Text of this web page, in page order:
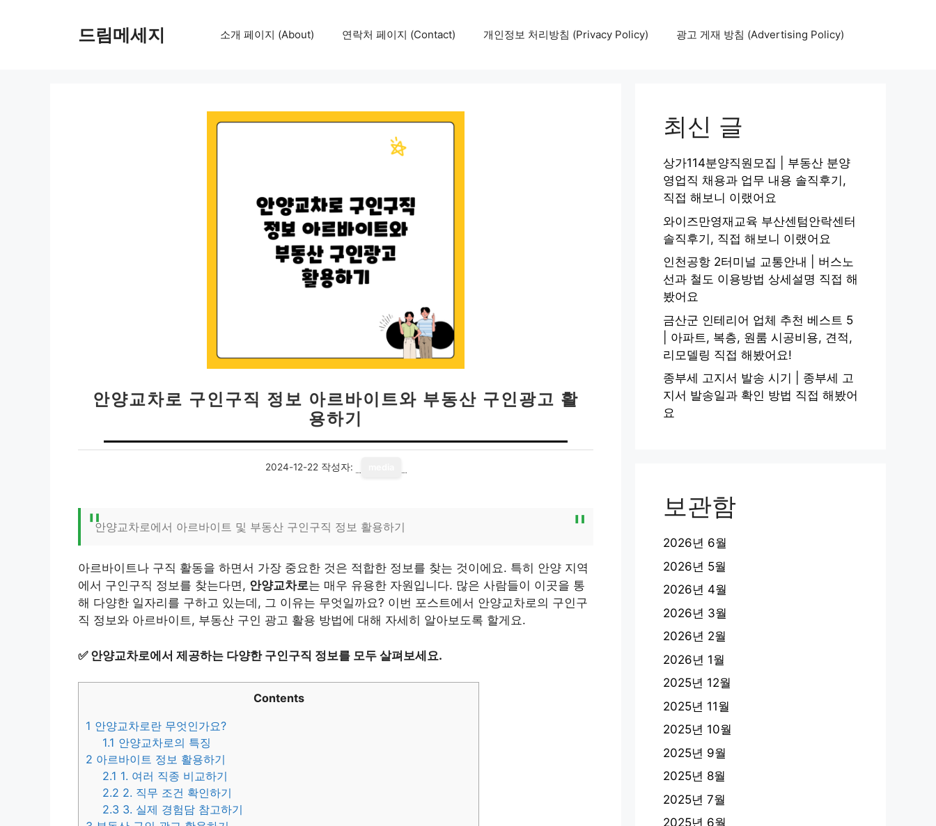
드림메세지 소개 페이지 (About) 연락처 페이지 (Contact) 개인정보 처리방침 (Privacy Policy) 광고 게재 방침 (Advertising Policy)
안양교차로 구인구직 정보 아르바이트와 부동산 구인광고 활
용하기
2024-12-22 작성자:
안양교차로에서 아르바이트 및 부동산 구인구직 정보 활용하기
아르바이트나 구직 활동을 하면서 가장 중요한 것은 적합한 정보를 찾는 것이에요. 특히 안양 지역
에서 구인구직 정보를 찾는다면, 안양교차로는 매우 유용한 자원입니다. 많은 사람들이 이곳을 통
해 다양한 일자리를 구하고 있는데, 그 이유는 무엇일까요? 이번 포스트에서 안양교차로의 구인구
직 정보와 아르바이트, 부동산 구인 광고 활용 방법에 대해 자세히 알아보도록 할게요.
✅ 안양교차로에서 제공하는 다양한 구인구직 정보를 모두 살펴보세요.
Contents
1 안양교차로란 무엇인가요?
1.1 안양교차로의 특징
2 아르바이트 정보 활용하기
2.1 1. 여러 직종 비교하기
2.2 2. 직무 조건 확인하기
2.3 3. 실제 경험담 참고하기
최신 글
상가114분양직원모집 | 부동산 분양
영업직 채용과 업무 내용 솔직후기,
직접 해보니 이랬어요
와이즈만영재교육 부산센텀안락센터
솔직후기, 직접 해보니 이랬어요
인천공항 2터미널 교통안내 | 버스노
선과 철도 이용방법 상세설명 직접 해
봤어요
금산군 인테리어 업체 추천 베스트 5
| 아파트, 복층, 원룸 시공비용, 견적,
리모델링 직접 해봤어요!
종부세 고지서 발송 시기 | 종부세 고
지서 발송일과 확인 방법 직접 해봤어
요
보관함
2026년 6월
2026년 5월
2026년 4월
2026년 3월
2026년 2월
2026년 1월
2025년 12월
2025년 11월
2025년 10월
2025년 9월
2025년 8월
2025년 7월
2025년 6월